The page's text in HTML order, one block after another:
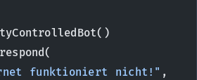
funktioniert nicht!"
,